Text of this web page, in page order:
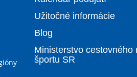
Užitočné informácie
Blog
Ministerstvo cestovného
športu SR